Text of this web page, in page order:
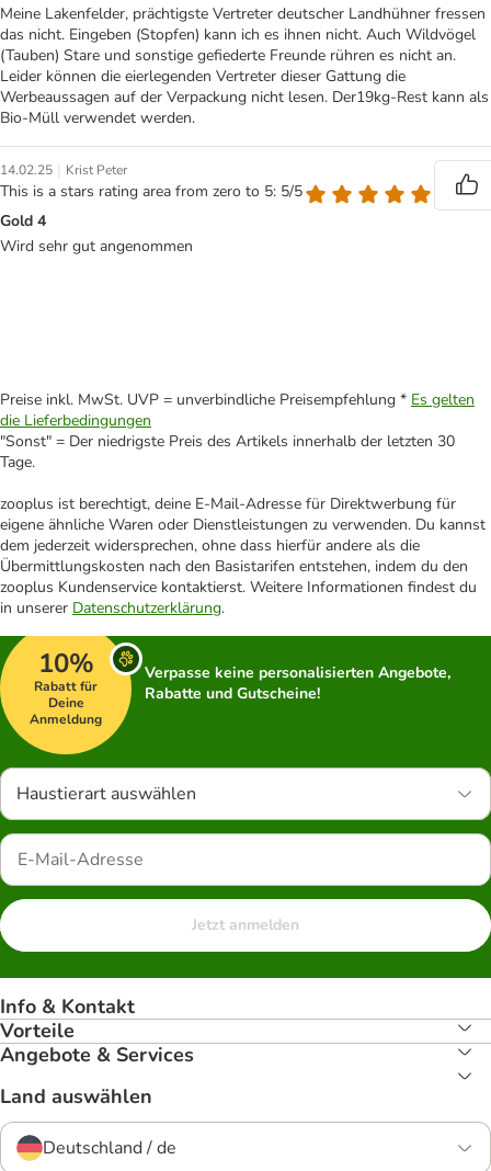
Meine Lakenfelder, prächtigste Vertreter deutscher Landhühner fressen
das nicht. Eingeben (Stopfen) kann ich es ihnen nicht. Auch Wildvögel
(Tauben) Stare und sonstige gefiederte Freunde rühren es nicht an.
Leider können die eierlegenden Vertreter dieser Gattung die
Werbeaussagen auf der Verpackung nicht lesen. Der19kg-Rest kann als
Bio-Müll verwendet werden.
14.02.25 | Krist Peter
This is a stars rating area from zero to 5: 5/5
Gold 4
Wird sehr gut angenommen
Preise inkl. MwSt. UVP = unverbindliche Preisempfehlung * Es gelten
die Lieferbedingungen
"Sonst" = Der niedrigste Preis des Artikels innerhalb der letzten 30
Tage.
zooplus ist berechtigt, deine E-Mail-Adresse für Direktwerbung für
eigene ähnliche Waren oder Dienstleistungen zu verwenden. Du kannst
dem jederzeit widersprechen, ohne dass hierfür andere als die
Übermittlungskosten nach den Basistarifen entstehen, indem du den
zooplus Kundenservice kontaktierst. Weitere Informationen findest du
in unserer Datenschutzerklärung.
10%
Rabatt für
Deine
Anmeldung
Verpasse keine personalisierten Angebote,
Rabatte und Gutscheine!
Haustierart auswählen
Jetzt anmelden
Info & Kontakt
Vorteile
Angebote & Services
Land auswählen
Deutschland / de